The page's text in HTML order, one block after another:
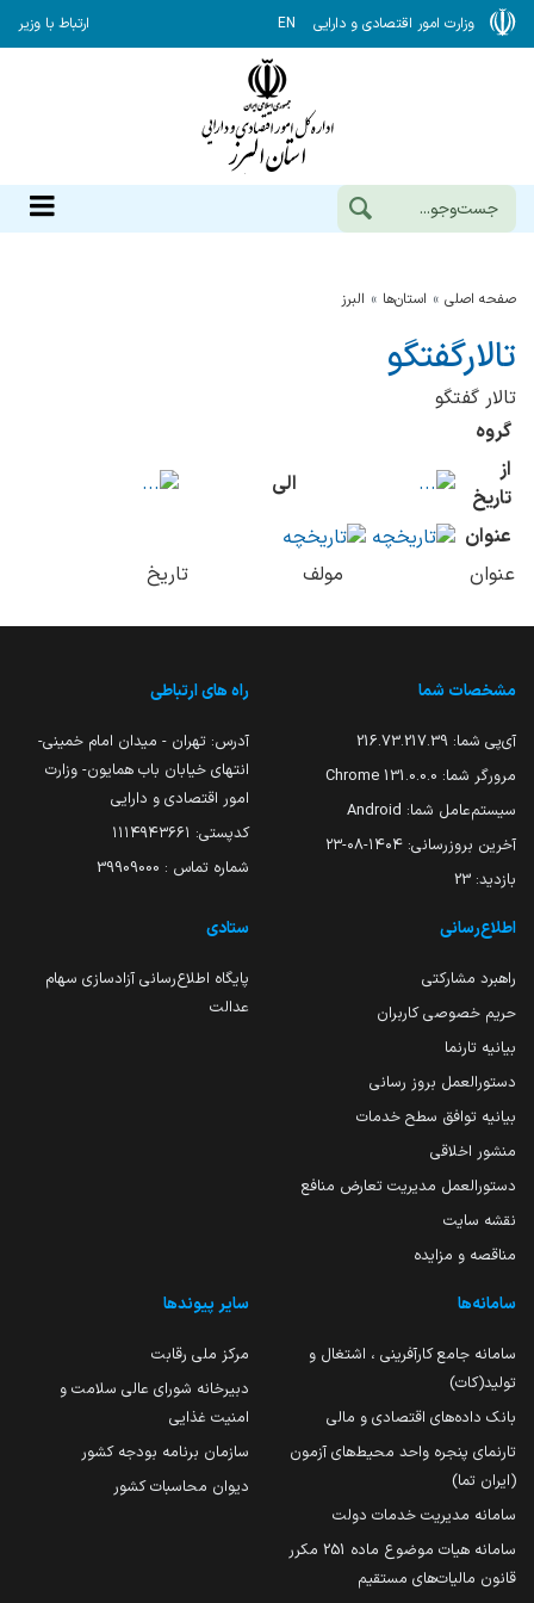
وزارت امور اقتصادی و دارایی EN ارتباط با وزیر
صفحه اصلی استان‌ها البرز
تالارگفتگو
تالار گفتگو
گروه
از
تاریخ
الی
عنوان
عنوان
مولف تاریخ
مشخصات شما
آی‌پی شما: 216.73.217.39
مرورگر شما: 131.0.0.0 Chrome
سیستم‌عامل شما: Android
آخرین بروزرسانی: ۱۴۰۴-۰۸-۲۳
بازدید: 23
راه های ارتباطی
آدرس: تهران - میدان امام خمینی-
انتهای خیابان باب همایون- وزارت
امور اقتصادی و دارایی
کدپستی: ۱۱۱۴۹۴۳۶۶۱
شماره تماس : 39909000
اطلاع‌رسانی
راهبرد مشارکتی
حریم خصوصی کاربران
بیانیه تارنما
دستورالعمل بروز رسانی
بیانیه توافق سطح خدمات
منشور اخلاقی
دستورالعمل مدیریت تعارض منافع
نقشه سایت
مناقصه و مزایده
ستادی
پایگاه اطلاع‌رسانی آزادسازی سهام
عدالت
سامانه‌ها
سامانه جامع کارآفرینی ، اشتغال و
تولید(کات)
بانک داده‌های اقتصادی و مالی
تارنمای پنجره واحد محیط‌های آزمون
(ایران تما)
سامانه مدیریت خدمات دولت
سامانه هیات موضوع ماده 251 مکرر
قانون مالیات‌های مستقیم
سایر پیوندها
مرکز ملی رقابت
دبیرخانه شورای عالی سلامت و
امنیت غذایی
سازمان برنامه بودجه کشور
دیوان محاسبات کشور